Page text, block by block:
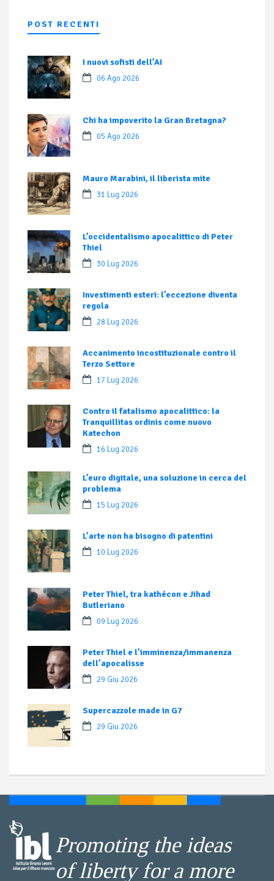
POST RECENTI
I nuovi sofisti dell’AI
06 Ago 2026
Chi ha impoverito la Gran Bretagna?
05 Ago 2026
Mauro Marabini, il liberista mite
31 Lug 2026
L’occidentalismo apocalittico di Peter
Thiel
30 Lug 2026
Investimenti esteri: l’eccezione diventa
regola
28 Lug 2026
Accanimento incostituzionale contro il
Terzo Settore
17 Lug 2026
Contro il fatalismo apocalittico: la
Tranquillitas ordinis come nuovo
Katechon
16 Lug 2026
L’euro digitale, una soluzione in cerca del
problema
15 Lug 2026
L’arte non ha bisogno di patentini
10 Lug 2026
Peter Thiel, tra kathécon e Jihad
Butleriano
09 Lug 2026
Peter Thiel e l’imminenza/immanenza
dell’apocalisse
29 Giu 2026
Supercazzole made in G7
29 Giu 2026
Promoting the ideas
of liberty for a more